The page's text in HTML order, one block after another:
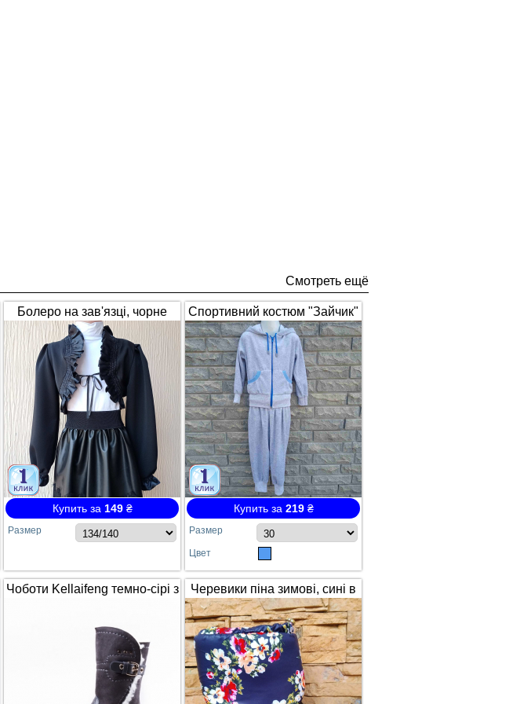
Смотреть ещё
Болеро на зав'язці, чорне
(1653)
Купить за 149₴
Размер
Спортивний костюм "Зайчик"
з вушками, сірий з синім 1672
(арт.326)
Купить за 219₴
Размер
Цвет
Чоботи Kellaifeng темно-сірі з
Черевики піна зимові, сині в
квітах